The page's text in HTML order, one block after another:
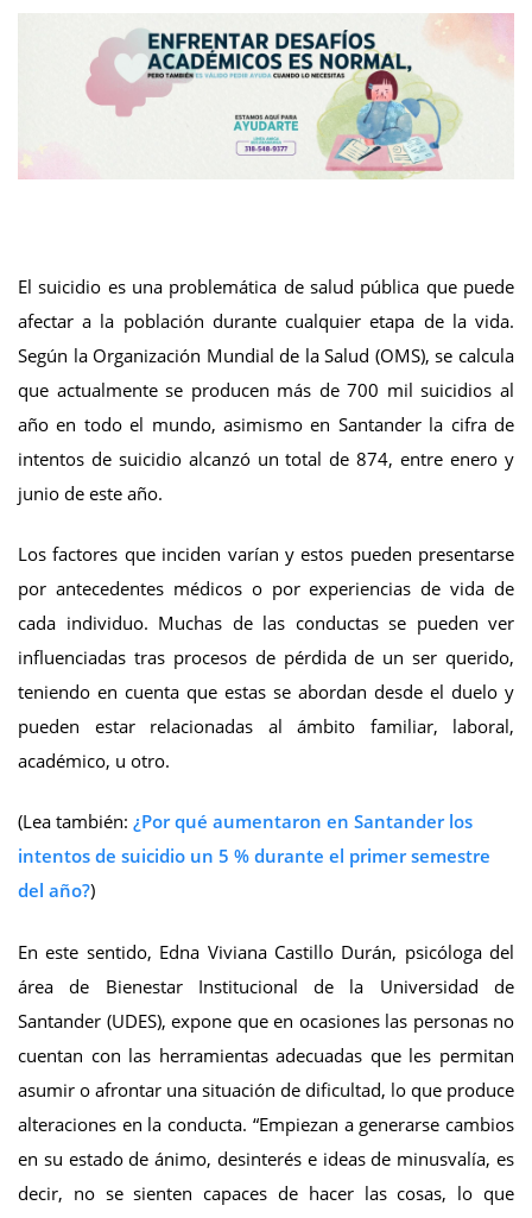
El suicidio es una problemática de salud pública que puede
afectar a la población durante cualquier etapa de la vida.
Según la Organización Mundial de la Salud (OMS), se calcula
que actualmente se producen más de 700 mil suicidios al
año en todo el mundo, asimismo en Santander la cifra de
intentos de suicidio alcanzó un total de 874, entre enero y
junio de este año.
Los factores que inciden varían y estos pueden presentarse
por antecedentes médicos o por experiencias de vida de
cada individuo. Muchas de las conductas se pueden ver
influenciadas tras procesos de pérdida de un ser querido,
teniendo en cuenta que estas se abordan desde el duelo y
pueden estar relacionadas al ámbito familiar, laboral,
académico, u otro.
(Lea también: ¿Por qué aumentaron en Santander los
intentos de suicidio un 5 % durante el primer semestre
del año?)
En este sentido, Edna Viviana Castillo Durán, psicóloga del
área de Bienestar Institucional de la Universidad de
Santander (UDES), expone que en ocasiones las personas no
cuentan con las herramientas adecuadas que les permitan
asumir o afrontar una situación de dificultad, lo que produce
alteraciones en la conducta. “Empiezan a generarse cambios
en su estado de ánimo, desinterés e ideas de minusvalía, es
decir, no se sienten capaces de hacer las cosas, lo que